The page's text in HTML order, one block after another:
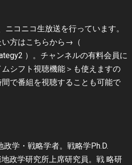
コニコ生放送を行っています。
い方はこちらから→（
）。チャンネルの有料会員に
シフト視聴機能＞も使えますの
で番組を視聴することも可能で
学・戦略学者。戦略学Ph.D.
政学研究所上席研究員。戦 略研